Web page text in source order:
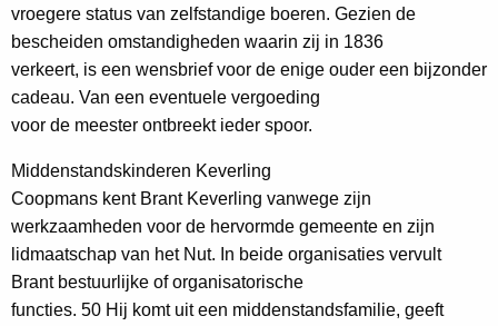
vroegere status van zelfstandige boeren. Gezien de
bescheiden omstandigheden waarin zij in 1836
verkeert, is een wensbrief voor de enige ouder een bijzonder
cadeau. Van een eventuele vergoeding
voor de meester ontbreekt ieder spoor.
Middenstandskinderen Keverling
Coopmans kent Brant Keverling vanwege zijn
werkzaamheden voor de hervormde gemeente en zijn
lidmaatschap van het Nut. In beide organisaties vervult
Brant bestuurlijke of organisatorische
functies. 50 Hij komt uit een middenstandsfamilie, geeft